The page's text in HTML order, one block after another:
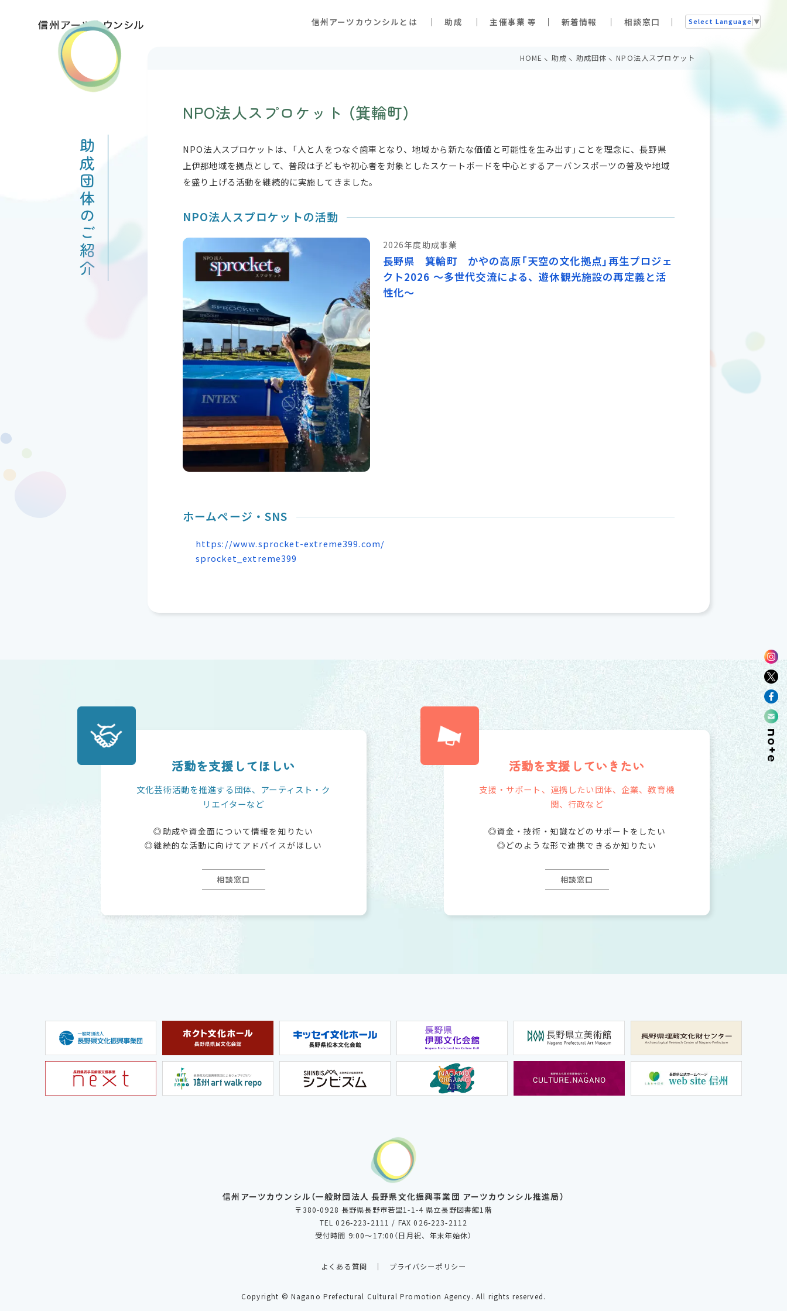
信州アーツカウンシルとは 助成 主催事業 等 新着情報 相談窓口 Select Language ▼
HOME 助成 助成団体 NPO法人スプロケット
NPO法人スプロケット （箕輪町）
NPO法人スプロケットは、「人と人をつなぐ歯車となり、地域から新たな価値と可能性を生み出す」ことを理念に、長野県
上伊那地域を拠点として、普段は子どもや初心者を対象としたスケートボードを中心とするアーバンスポーツの普及や地域
を盛り上げる活動を継続的に実施してきました。
NPO法人スプロケットの活動
2026年度助成事業
長野県 箕輪町 かやの高原「天空の文化拠点」再生プロジェ
クト2026 ～多世代交流による、遊休観光施設の再定義と活
性化～
ホームページ・SNS
https://www.sprocket-extreme399.com/
sprocket_extreme399
助成団体のご紹介
活動を支援してほしい
文化芸術活動を推進する団体、 アーティスト・ク
リエイターなど
助成や資金面について情報を知りたい
継続的な活動に向けてアドバイスがほしい
相談窓口
活動を支援していきたい
支援・サポート、連携したい団体、 企業、教育機
関、行政など
資金・技術・知識などのサポートをしたい
どのような形で連携できるか知りたい
相談窓口
信州アーツカウンシル （一般財団法人 長野県文化振興事業団 アーツカウンシル推進局）
〒380-0928 長野県長野市若里1-1-4 県立長野図書館1階
TEL 026-223-2111 / FAX 026-223-2112
受付時間 9:00～17:00（日月祝、年末年始休）
よくある質問 プライバシーポリシー
Copyright © Nagano Prefectural Cultural Promotion Agency. All rights reserved.